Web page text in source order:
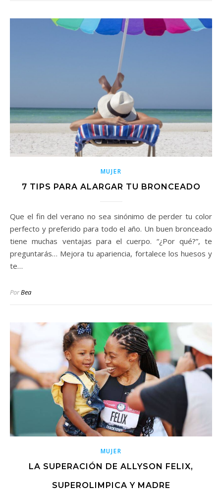
MUJER
7 TIPS PARA ALARGAR TU BRONCEADO
Que el fin del verano no sea sinónimo de perder tu color
perfecto y preferido para todo el año. Un buen bronceado
tiene muchas ventajas para el cuerpo. “¿Por qué?”, te
preguntarás… Mejora tu apariencia, fortalece los huesos y
te…
PorBea
MUJER
LA SUPERACIÓN DE ALLYSON FELIX,
SUPEROLIMPICA Y MADRE